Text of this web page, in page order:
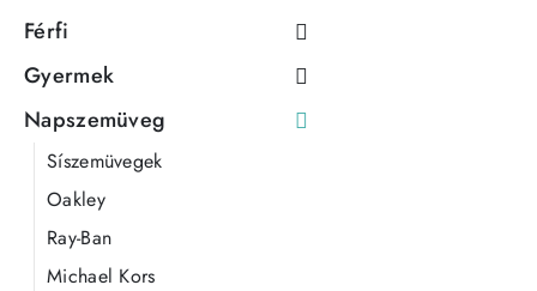
Férfi
Gyermek
Napszemüveg
Síszemüvegek
Oakley
Ray-Ban
Michael Kors